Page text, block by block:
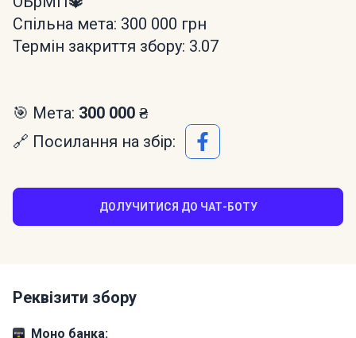
Спільна мета: 300 000 грн
Термін закриття збору: 3.07
🎯 Мета: 300 000 ₴
🔗 Посилання на збір:
ДОЛУЧИТИСЯ ДО ЧАТ-БОТУ
Реквізити збору
Моно банка: